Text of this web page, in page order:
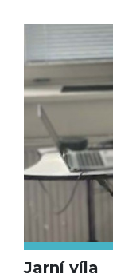
Jarní víla